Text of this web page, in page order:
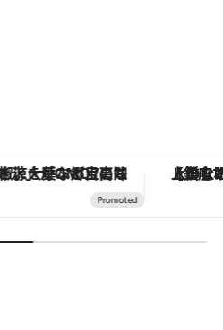
知に登場！生姜、山椒、大葉など目にも舌にも涼を呼ぶ郷土の味 【銀座で出合う最旬美容】美髪ケアや